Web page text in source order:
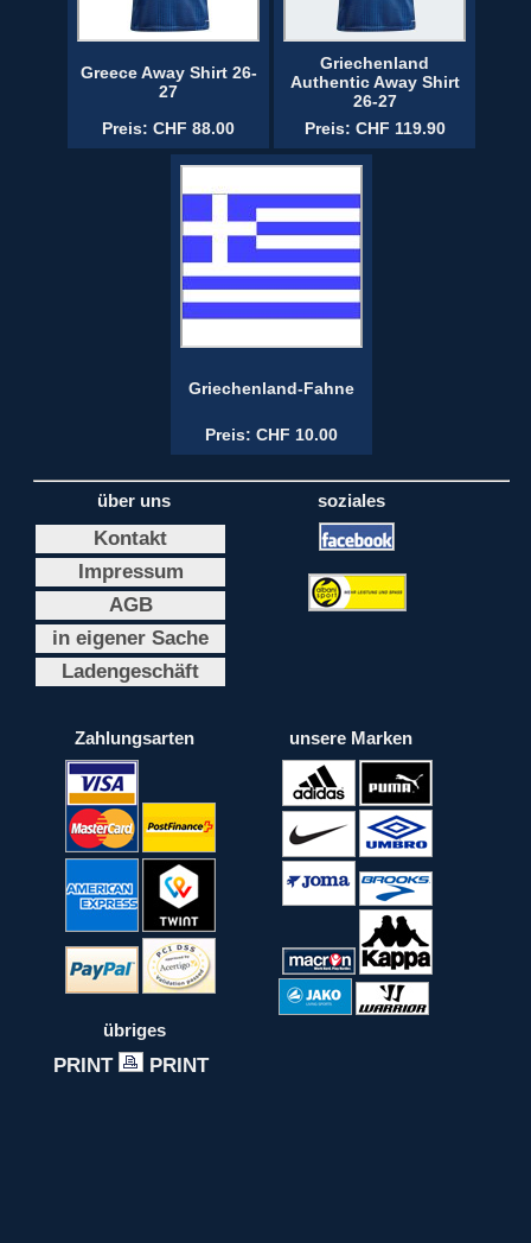
Greece Away Shirt 26-
27
Preis: CHF 88.00
Griechenland
Authentic Away Shirt
26-27
Preis: CHF 119.90
Griechenland-Fahne
Preis: CHF 10.00
über uns
Kontakt
Impressum
AGB
in eigener Sache
Ladengeschäft
soziales
Zahlungsarten unsere Marken
übriges
PRINT PRINT